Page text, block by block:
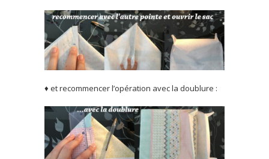
♦ et recommencer l’opération avec la doublure :